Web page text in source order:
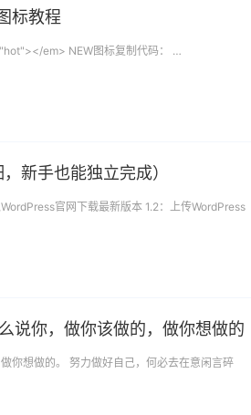
标教程
em> NEW图标复制代码： …
新手也能独立完成）
官网下载最新版本 1.2：上传WordPress
说你，做你该做的，做你想做的
你想做的。 努力做好自己，何必去在意闲言碎